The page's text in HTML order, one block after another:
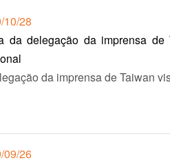
10/28
da delegação da imprensa
da imprensa de Taiwan
09/26